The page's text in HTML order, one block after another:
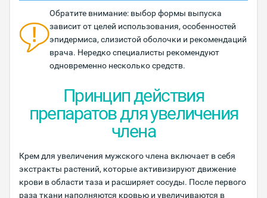
Обратите внимание: выбор формы выпуска
зависит от целей использования, особенностей
эпидермиса, слизистой оболочки и рекомендаций
врача. Нередко специалисты рекомендуют
одновременно несколько средств.
Принцип действия
препаратов для увеличения
члена
Крем для увеличения мужского члена включает в себя
экстракты растений, которые активизируют движение
крови в области таза и расширяет сосуды. После первого
раза ткани наполняются кровью и увеличиваются в